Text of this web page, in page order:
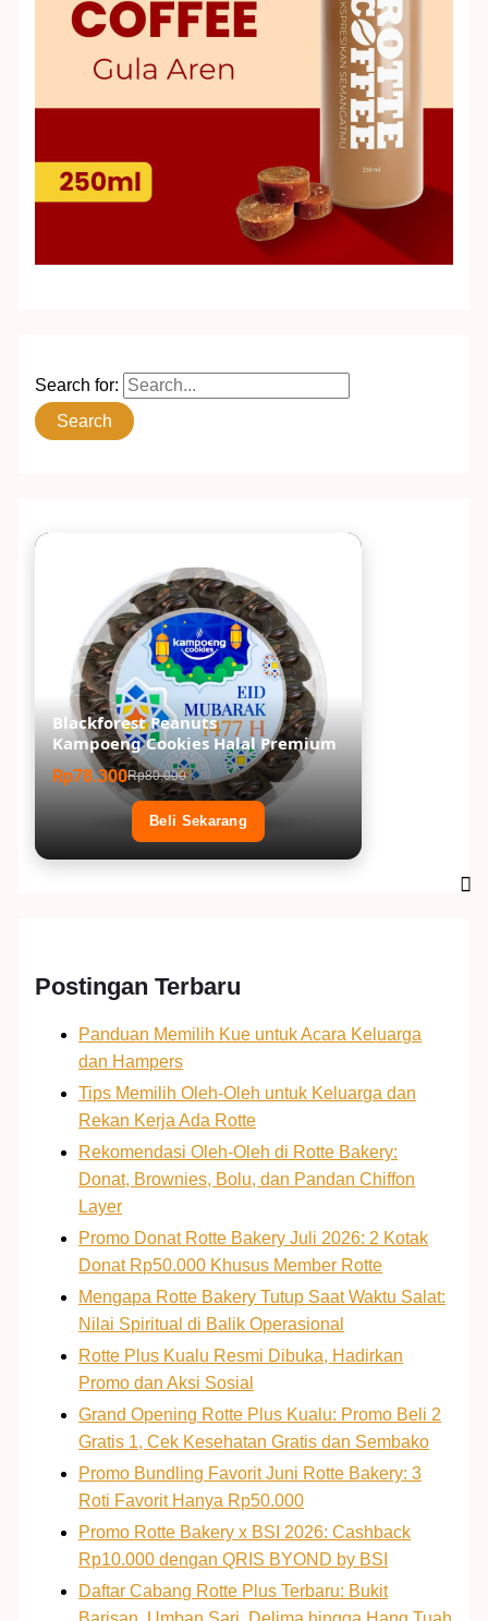
Search for:
Blackforest Peanuts
Kampoeng Cookies Halal Premium
Rp78.300Rp80.000
Beli Sekarang
Postingan Terbaru
Panduan Memilih Kue untuk Acara Keluarga
dan Hampers
Tips Memilih Oleh-Oleh untuk Keluarga dan
Rekan Kerja Ada Rotte
Rekomendasi Oleh-Oleh di Rotte Bakery:
Donat, Brownies, Bolu, dan Pandan Chiffon
Layer
Promo Donat Rotte Bakery Juli 2026: 2 Kotak
Donat Rp50.000 Khusus Member Rotte
Mengapa Rotte Bakery Tutup Saat Waktu Salat:
Nilai Spiritual di Balik Operasional
Rotte Plus Kualu Resmi Dibuka, Hadirkan
Promo dan Aksi Sosial
Grand Opening Rotte Plus Kualu: Promo Beli 2
Gratis 1, Cek Kesehatan Gratis dan Sembako
Promo Bundling Favorit Juni Rotte Bakery: 3
Roti Favorit Hanya Rp50.000
Promo Rotte Bakery x BSI 2026: Cashback
Rp10.000 dengan QRIS BYOND by BSI
Daftar Cabang Rotte Plus Terbaru: Bukit